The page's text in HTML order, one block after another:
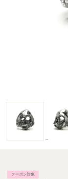
クーポン対象